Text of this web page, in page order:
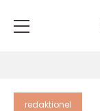
redaktionel